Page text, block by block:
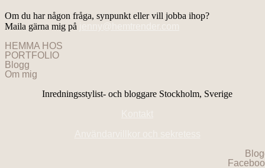
Om du har någon fråga, synpunkt eller vill jobba ihop?
Maila gärna mig på
HEMMA HOS
PORTFOLIO
Blogg
Om mig
Inredningsstylist- och bloggare Stockholm, Sverige